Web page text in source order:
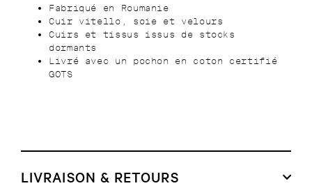
Fabriqué en Roumanie
Cuir vitello, soie et velours
Cuirs et tissus issus de stocks
dormants
Livré avec un pochon en coton certifié
GOTS
LIVRAISON & RETOURS